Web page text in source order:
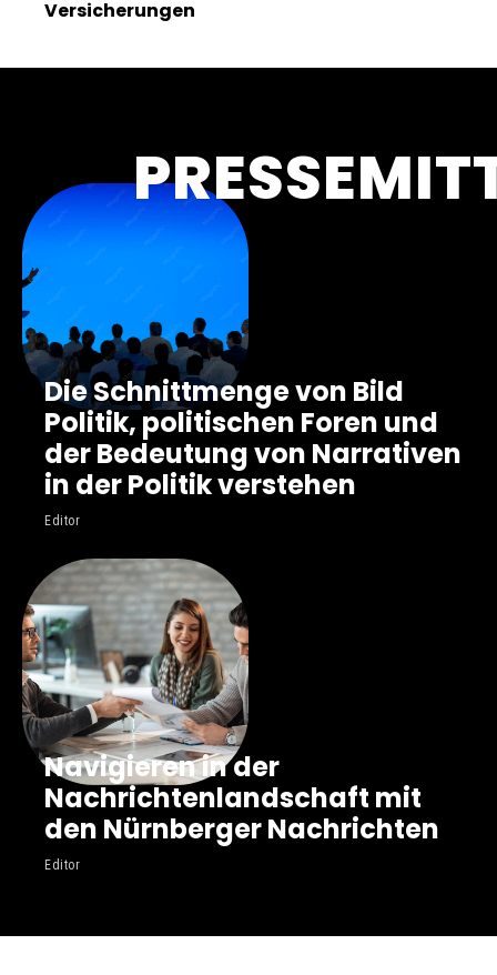
Versicherungen
Die Schnittmenge von Bild
Politik, politischen Foren und
der Bedeutung von Narrativen
in der Politik verstehen
Editor
Navigieren in der
Nachrichtenlandschaft mit
den Nürnberger Nachrichten
Editor